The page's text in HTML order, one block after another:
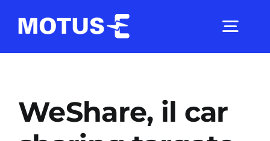
Studi e ricerche
WeShare, il car